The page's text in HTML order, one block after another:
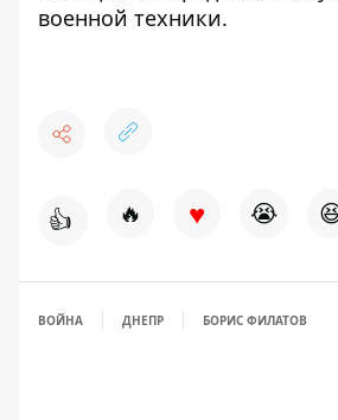
военной техники.
👍 🔥 ♥ 😭
ВОЙНА ДНЕПР БОРИС ФИЛАТОВ